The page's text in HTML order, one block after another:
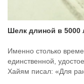
Шелк длиной в 5000
Именно столько
единственной,
Хайям писал: «Для